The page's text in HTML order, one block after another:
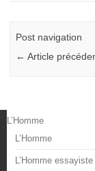
Post navigation
← Article
L’Homme
L’Homme
L’Homme essayiste